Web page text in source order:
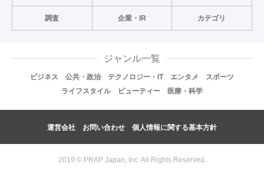
調査 企業・IR カテゴリ
ジャンル一覧
ビジネス 公共・政治 テクノロジー・IT エンタメ
スポーツ
ライフスタイル
ビューティー 医療・科学
運営会社 お問い合わせ 個人情報に関する基本方針
2019 © PRAP Japan, Inc. All Rights Reserved.